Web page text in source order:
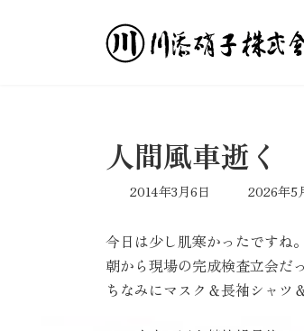
人間風車逝く
2014年3月6日
最
新
日
:
2026年5
今日は少し肌寒かったですね。
朝から現場の完成検査立会だ
ちなみにマスク＆長袖シャツ